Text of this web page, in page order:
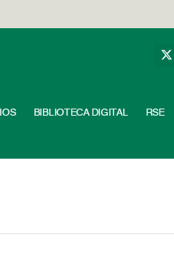
BIBLIOTECA DIGITAL RSE